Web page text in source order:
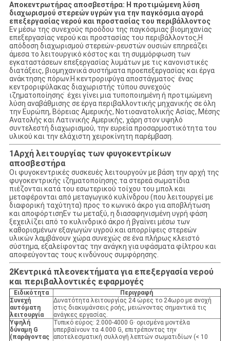
Αποκεντρωτήρας αποσβεστήρα: Η προτιμώμενη λύση
διαχωρισμού στερεών υγρών για την παγκόσμια αγορά
επεξεργασίας νερού και προστασίας του περιβάλλοντος
Εν μέσω της συνεχούς προόδου της παγκόσμιας βιομηχανίας
επεξεργασίας νερού και προστασίας του περιβάλλοντος,Η
απόδοση διαχωρισμού στερεών-ρευστών ουσιών επηρεάζει
άμεσα το λειτουργικό κόστος και τη συμμόρφωση των
εγκαταστάσεων επεξεργασίας λυμάτων με τις κανονιστικές
διατάξεις, βιομηχανικά συστήματα προεπεξεργασίας και έργα
ανάκτησης πόρων.Η κεντροριφύγα αποστάγματος ̇ ένας
κεντροριφύλακας διαχωριστής τύπου συνεχούς
ιζηματοποίησης ̇ έχει γίνει μια τυποποιημένη ή προτιμώμενη
λύση αναβάθμισης σε έργα περιβαλλοντικής μηχανικής σε όλη
την Ευρώπη, Βόρειας Αμερικής, Νοτιοανατολικής Ασίας, Μέσης
Ανατολής και Λατινικής Αμερικής, χάρη στον υψηλό
συντελεστή διαχωρισμού, την ευρεία προσαρμοστικότητα του
υλικού και την ελάχιστη χειροκίνητη παρέμβαση.
1Αρχή λειτουργίας των φυγοκεντρίκων
αποσβεστήρα
Οι φυγοκεντρικές συσκευές λειτουργούν με βάση την αρχή της
φυγοκεντρικής ιζηματοποίησης.τα στερεά σωματίδια
πιέζονται κατά του εσωτερικού τοίχου του μπολ και
μεταφέρονται από μεταγωγικό κυλίνδρου (που λειτουργεί με
διαφορική ταχύτητα) προς το κωνικό άκρο για αποβλήτωση
και αποφόρτισηΕν τω μεταξύ, η διασαφηνισμένη υγρή φάση
ξεχειλίζει από το κυλινδρικό άκρο ή βγαίνει μέσω των
καθορισμένων εξαγωγών υγρού.και απορρίψεις στερεών
υλικών λαμβάνουν χώρα συνεχώς σε ένα πλήρως κλειστό
σύστημα, εξαλείφοντας την ανάγκη για υφάσματα φίλτρου και
αποφεύγοντας τους κινδύνους συμφόρησης.
2Κεντρικά πλεονεκτήματα για επεξεργασία νερού
και περιβαλλοντικές εφαρμογές
Ειδικότητα
Περιγραφή
Συνεχή
αυτόματη
λειτουργία
Δυνατότητα λειτουργίας 24 ώρες το 24ωρο με ανοχή
στις διακυμάνσεις ροής, μειώνοντας σημαντικά τις
ανάγκες εργασίας.
Υψηλή
δύναμη G
(παράγοντας
Τυπικό εύρος: 2.000-4000 G· ορισμένα μοντέλα
υπερβαίνουν τα 4.000 G, επιτρέποντας την
αποτελεσματική συλλογή λεπτών σωματιδίων (< 10